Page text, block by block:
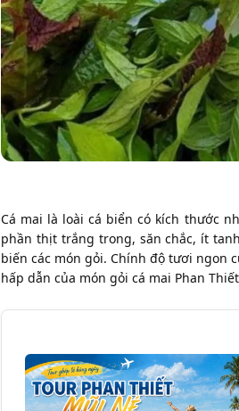
Cá mai là loài cá biển có kích thước
phần thịt trắng trong, săn chắc, ít
biến các món gỏi. Chính độ tươi ngon
hấp dẫn của món gỏi cá mai Phan